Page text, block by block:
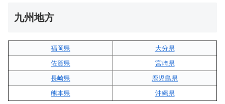
九州地方
福岡県
大分県
佐賀県
宮崎県
長崎県
鹿児島県
熊本県
沖縄県